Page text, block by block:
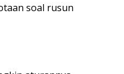
soal rusun